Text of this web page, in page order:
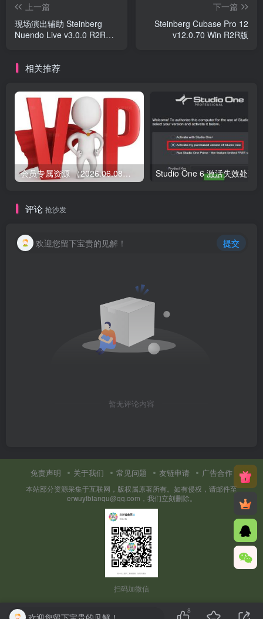
上一篇
现场演出辅助 Steinberg
Nuendo Live v3.0.0 R2R
下一篇
Steinberg Cubase Pro 12
v12.0.70 Win R2R版
相关推荐
会员专属资源 （2026.06.08更新）
评论 抢沙发
欢迎您留下宝贵的见解！ 提交
暂无评论内容
免责声明 关于我们 常见问题 友链申请 广告合作
本站部分资源采集于互联网，版权属原著所有。如有侵权，请邮件至
erwuyibianqu@qq.com，我们立刻删除。
扫码加微信
8